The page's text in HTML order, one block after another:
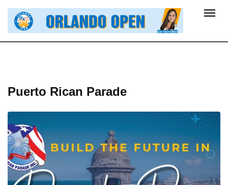
content
Puerto Rican Parade